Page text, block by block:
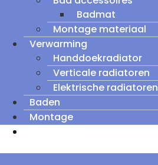
Badmat
Montage materiaal
Verwarming
Handdoekradiator
Verticale radiatoren
Elektrische radiatoren
Baden
Montage